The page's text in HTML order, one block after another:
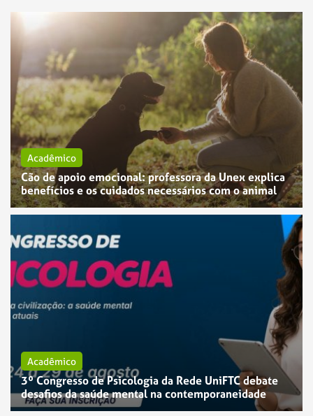
Acadêmico
Cão de apoio emocional: professora da Unex explica
benefícios e os cuidados necessários com o animal
Acadêmico
3º Congresso de Psicologia da Rede UniFTC debate
desafios da saúde mental na contemporaneidade